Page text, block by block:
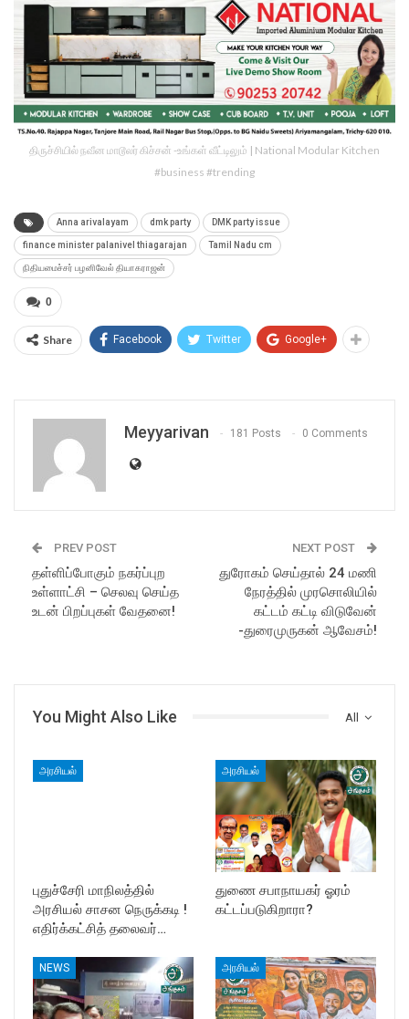
திருச்சியில் நவீன மாடூலர் கிச்சன் -உங்கள் வீட்டிலும் | National Modular Kitchen
#business #trending
Anna arivalayam dmk party DMK party issue
finance minister palanivel thiagarajan Tamil Nadu cm
நிதியமைச்சர் பழனிவேல் தியாகராஜன்
0
Share Facebook Twitter Google+
Meyyarivan 181 Posts 0 Comments
PREV POST
தள்ளிப்போகும் நகர்ப்புற
உள்ளாட்சி – செலவு செய்த
உடன் பிறப்புகள் வேதனை!
NEXT POST
துரோகம் செய்தால் 24 மணி
நேரத்தில் முரசொலியில்
கட்டம் கட்டி விடுவேன்
-துரைமுருகன் ஆவேசம்!
All
You Might Also Like
அரசியல்
புதுச்சேரி மாநிலத்தில்
அரசியல் சாசன நெருக்கடி !
எதிர்க்கட்சித் தலைவர்…
அரசியல்
துணை சபாநாயகர் ஓரம்
கட்டப்படுகிறாரா?
NEWS அரசியல்